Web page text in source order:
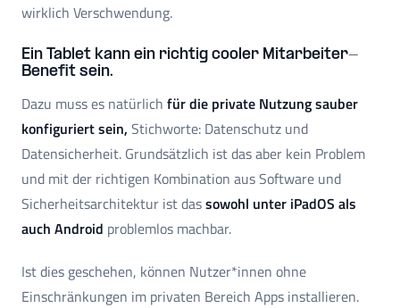
wirklich Verschwendung.
Ein Tablet kann ein richtig cooler Mitarbeiter-
Benefit sein.
Dazu muss es natürlich für die private Nutzung sauber
konfiguriert sein, Stichworte: Datenschutz und
Datensicherheit. Grundsätzlich ist das aber kein Problem
und mit der richtigen Kombination aus Software und
Sicherheitsarchitektur ist dassowohl unter iPadOS als
auch Android problemlos machbar.
Ist dies geschehen, können Nutzer*innen ohne
Einschränkungen im privaten Bereich Apps installieren.